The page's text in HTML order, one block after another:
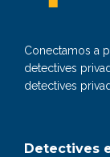
Conectamos a
detectives
detectives
Detectives